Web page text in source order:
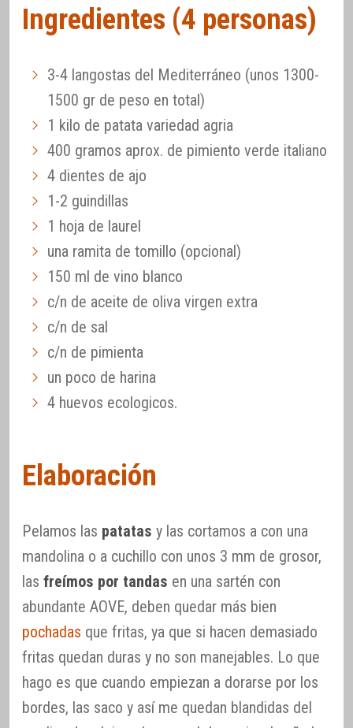
Ingredientes (4 personas)
3-4 langostas del Mediterráneo (unos 1300-
1500 gr de peso en total)
1 kilo de patata variedad agria
400 gramos aprox. de pimiento verde italiano
4 dientes de ajo
1-2 guindillas
1 hoja de laurel
una ramita de tomillo (opcional)
150 ml de vino blanco
c/n de aceite de oliva virgen extra
c/n de sal
c/n de pimienta
un poco de harina
4 huevos ecologicos.
Elaboración
Pelamos las patatas y las cortamos a con una
mandolina o a cuchillo con unos 3 mm de grosor,
las freímos por tandas en una sartén con
abundante AOVE, deben quedar más bien
pochadas que fritas, ya que si hacen demasiado
fritas quedan duras y no son manejables. Lo que
hago es que cuando empiezan a dorarse por los
bordes, las saco y así me quedan blandidas del